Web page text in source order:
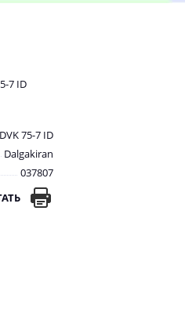
7 ID
DVK 75-7 ID
Dalgakiran
037807